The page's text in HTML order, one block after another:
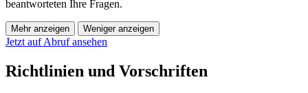
beantworteten Ihre Fragen.
Mehr anzeigen Weniger anzeigen
Jetzt auf Abruf ansehen
Richtlinien und Vorschriften